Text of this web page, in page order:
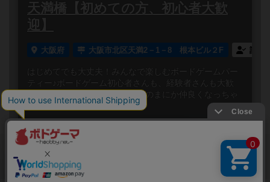
天満橋【初めての方、初心者大歓
迎】
大阪府 大阪市北区天満2－1－8 根本ビル２F 誰で
はじめてでも大丈夫！みんなで楽しむボードゲームパー
ティー♪ボードゲーム初心者さんも、経験者さんも大歓
迎！笑って、しゃべって、いつのまにか仲良くなっちゃ
う✨みんなでワ...
閉じる
ボードゲームのプレイ履歴を記録し